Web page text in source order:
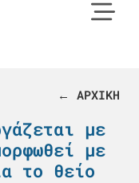
← ΑΡΧΙΚΗ
με
με
το θείο